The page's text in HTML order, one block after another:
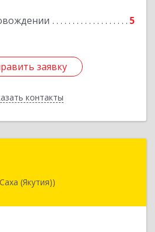
5
заявку
контакты
Подробнее
заявку
Назад
(Якутия))
Республика Саха (Якутия), у.